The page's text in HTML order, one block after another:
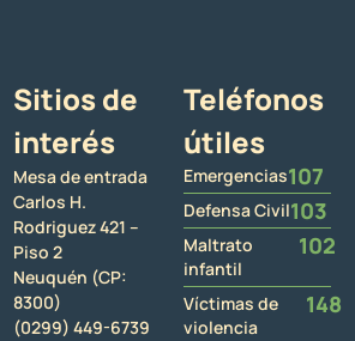
Sitios de
interés
Mesa de entrada
Carlos H.
Rodriguez 421 –
Piso 2
Neuquén (CP:
8300)
(0299) 449-6739
Teléfonos
útiles
Emergencias107
Defensa Civil103
Maltrato
infantil
102
Víctimas de
violencia
148